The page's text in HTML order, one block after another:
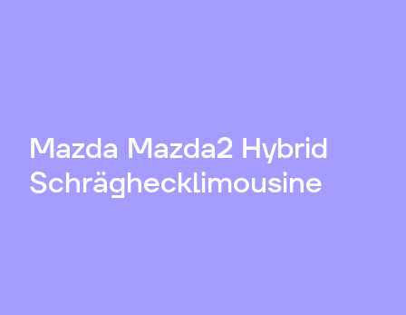
Mazda Mazda2 Hybrid
Schräghecklimousine